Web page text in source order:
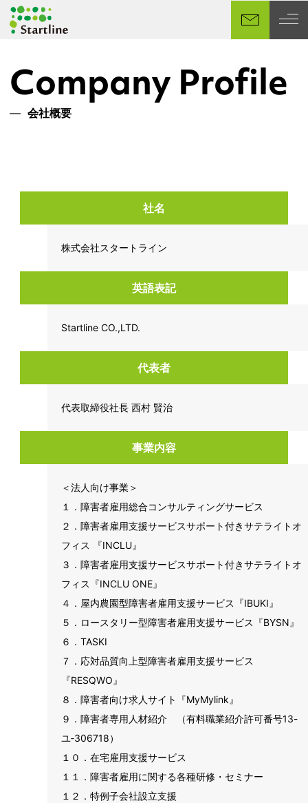
イ
ン
Company Profile
会社概要
社名
株式会社スタートライン
英語表記
Startline CO.,LTD.
代表者
代表取締役社長 西村 賢治
事業内容
＜法人向け事業＞
１．障害者雇用総合コンサルティングサービス
２．障害者雇用支援サービスサポート付きサテライトオ
フィス 『INCLU』
３．障害者雇用支援サービスサポート付きサテライトオ
フィス『INCLU ONE』
４．屋内農園型障害者雇用支援サービス『IBUKI』
５．ロースタリー型障害者雇用支援サービス『BYSN』
６．TASKI
７．応対品質向上型障害者雇用支援サービス
『RESQWO』
８．障害者向け求人サイト『MyMylink』
９．障害者専用人材紹介 （有料職業紹介許可番号13-
ユ‐306718）
１０．在宅雇用支援サービス
１１．障害者雇用に関する各種研修・セミナー
１２．特例子会社設立支援